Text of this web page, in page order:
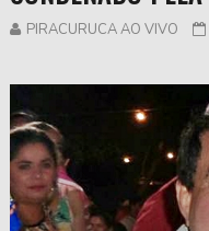
PIRACURUCA AO VIVO